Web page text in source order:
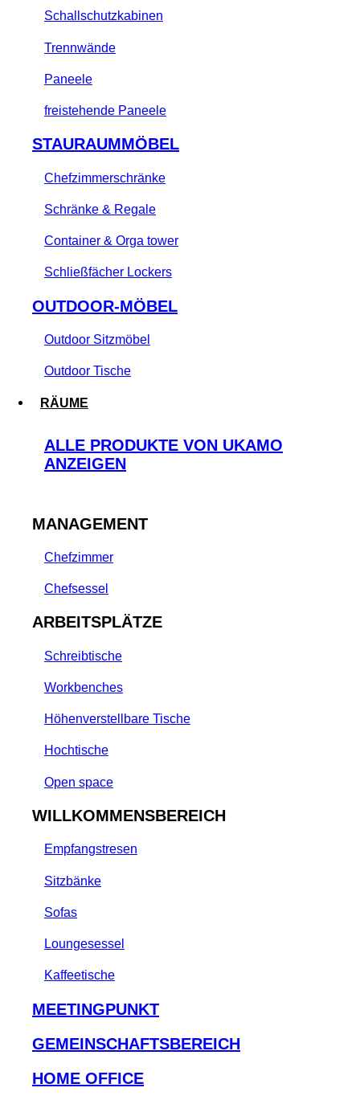
Schallschutzkabinen
Trennwände
Paneele
freistehende Paneele
STAURAUMMÖBEL
Chefzimmerschränke
Schränke & Regale
Container & Orga tower
Schließfächer Lockers
OUTDOOR-MÖBEL
Outdoor Sitzmöbel
Outdoor Tische
RÄUME
ALLE PRODUKTE VON UKAMO
ANZEIGEN
MANAGEMENT
Chefzimmer
Chefsessel
ARBEITSPLÄTZE
Schreibtische
Workbenches
Höhenverstellbare Tische
Hochtische
Open space
WILLKOMMENSBEREICH
Empfangstresen
Sitzbänke
Sofas
Loungesessel
Kaffeetische
MEETINGPUNKT
GEMEINSCHAFTSBEREICH
HOME OFFICE